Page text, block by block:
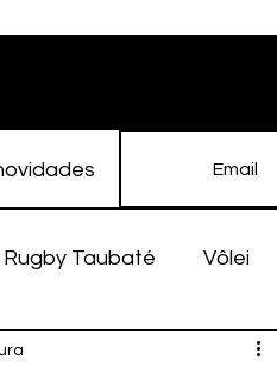
Rugby Taubaté Vôlei
História